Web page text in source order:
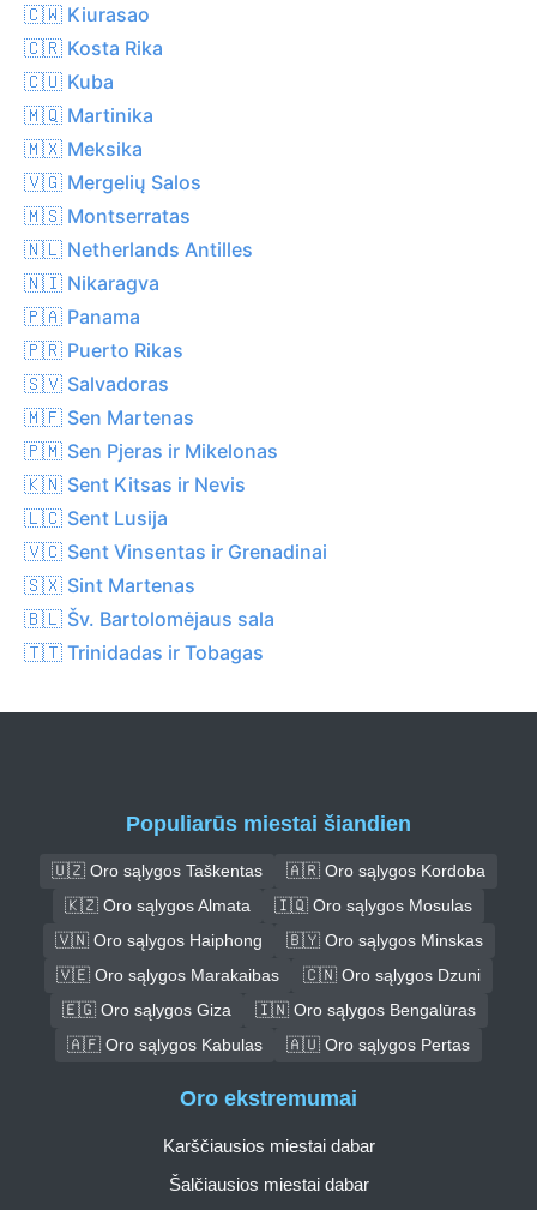
🇨🇼 Kiurasao
🇨🇷 Kosta Rika
🇨🇺 Kuba
🇲🇶 Martinika
🇲🇽 Meksika
🇻🇬 Mergelių Salos
🇲🇸 Montserratas
🇳🇱 Netherlands Antilles
🇳🇮 Nikaragva
🇵🇦 Panama
🇵🇷 Puerto Rikas
🇸🇻 Salvadoras
🇲🇫 Sen Martenas
🇵🇲 Sen Pjeras ir Mikelonas
🇰🇳 Sent Kitsas ir Nevis
🇱🇨 Sent Lusija
🇻🇨 Sent Vinsentas ir Grenadinai
🇸🇽 Sint Martenas
🇧🇱 Šv. Bartolomėjaus sala
🇹🇹 Trinidadas ir Tobagas
Populiarūs miestai šiandien
🇺🇿 Oro sąlygos Taškentas
🇦🇷 Oro sąlygos Kordoba
🇰🇿 Oro sąlygos Almata
🇮🇶 Oro sąlygos Mosulas
🇻🇳 Oro sąlygos Haiphong
🇧🇾 Oro sąlygos Minskas
🇻🇪 Oro sąlygos Marakaibas
🇨🇳 Oro sąlygos Dzuni
🇪🇬 Oro sąlygos Giza
🇮🇳 Oro sąlygos Bengalūras
🇦🇫 Oro sąlygos Kabulas
🇦🇺 Oro sąlygos Pertas
Oro ekstremumai
Karščiausios miestai dabar
Šalčiausios miestai dabar